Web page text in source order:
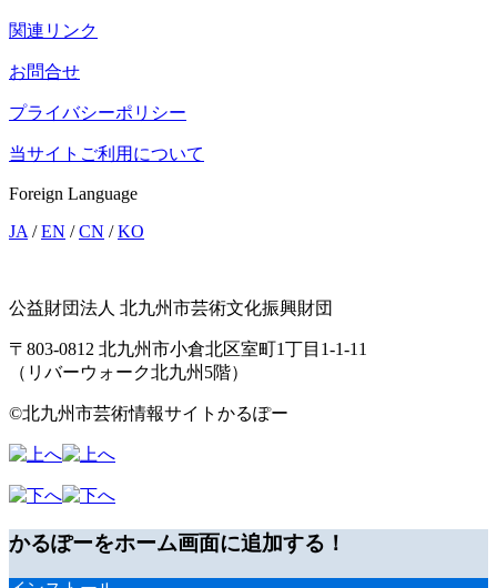
関連リンク
お問合せ
プライバシーポリシー
当サイトご利用について
Foreign Language
JA /EN /CN /KO
公益財団法人 北九州市芸術文化振興財団
〒803-0812 北九州市小倉北区室町1丁目1-1-11
（リバーウォーク北九州5階）
©北九州市芸術情報サイトかるぽー
かるぽーをホーム画面に追加する！